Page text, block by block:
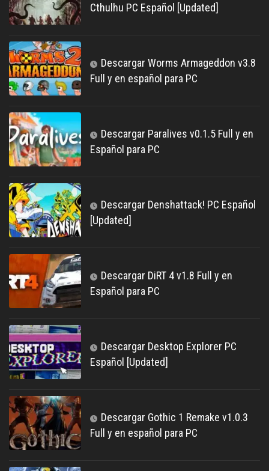
Cthulhu PC Español [Updated]
Descargar Worms Armageddon v3.8
Full y en español para PC
Descargar Paralives v0.1.5 Full y en
Español para PC
Descargar Denshattack! PC Español
[Updated]
Descargar DiRT 4 v1.8 Full y en
Español para PC
Descargar Desktop Explorer PC
Español [Updated]
Descargar Gothic 1 Remake v1.0.3
Full y en español para PC